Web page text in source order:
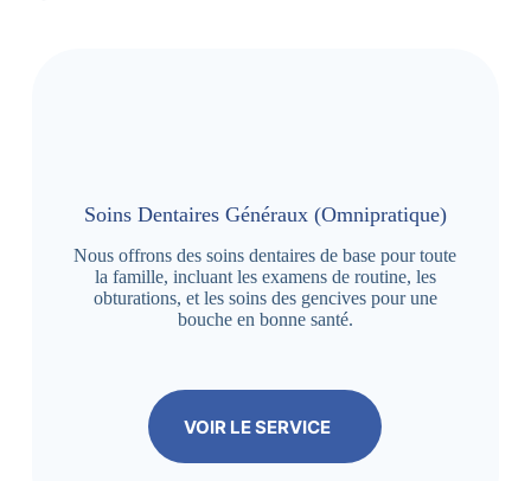
Soins Dentaires Généraux (Omnipratique)
Nous offrons des soins dentaires de base pour toute
la famille, incluant les examens de routine, les
obturations, et les soins des gencives pour une
bouche en bonne santé.
VOIR LE SERVICE